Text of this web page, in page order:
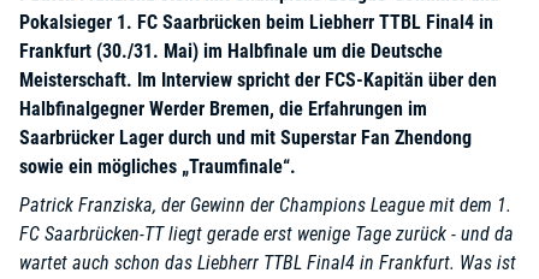
Pokalsieger 1. FC Saarbrücken beim Liebherr TTBL Final4 in
Frankfurt (30./31. Mai) im Halbfinale um die Deutsche
Meisterschaft. Im Interview spricht der FCS-Kapitän über den
Halbfinalgegner Werder Bremen, die Erfahrungen im
Saarbrücker Lager durch und mit Superstar Fan Zhendong
sowie ein mögliches „Traumfinale“.
Patrick Franziska, der Gewinn der Champions League mit dem 1.
FC Saarbrücken-TT liegt gerade erst wenige Tage zurück - und da
wartet auch schon das Liebherr TTBL Final4 in Frankfurt. Was ist